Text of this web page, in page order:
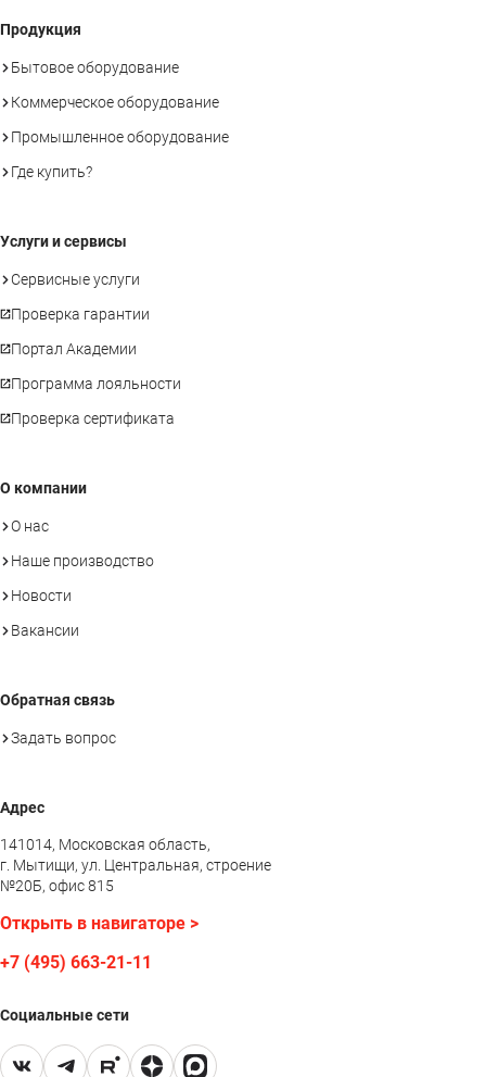
Продукция
Бытовое оборудование
Коммерческое оборудование
Промышленное оборудование
Где купить?
Услуги и сервисы
Сервисные услуги
Проверка гарантии
Портал Академии
Программа лояльности
Проверка сертификата
О компании
О нас
Наше производство
Новости
Вакансии
Обратная связь
Задать вопрос
Адрес
141014, Московская область,
г. Мытищи, ул. Центральная, строение
№20Б, офис 815
Открыть в навигаторе >
+7 (495) 663-21-11
Социальные сети